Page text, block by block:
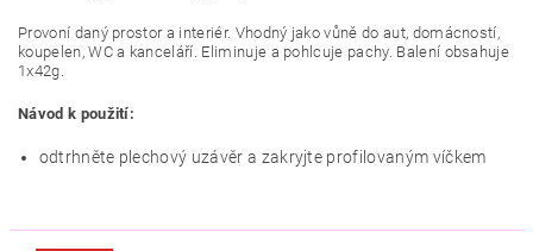
Provoní daný prostor a interiér. Vhodný jako vůně do aut, domácností,
koupelen, WC a kanceláří. Eliminuje a pohlcuje pachy. Balení obsahuje
1x42g.
Návod k použití:
odtrhněte plechový uzávěr a zakryjte profilovaným víčkem